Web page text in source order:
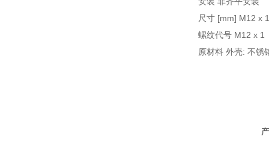
尺寸 [mm] M12 x
螺纹代号 M12 x 1
原材料 外壳: 不锈